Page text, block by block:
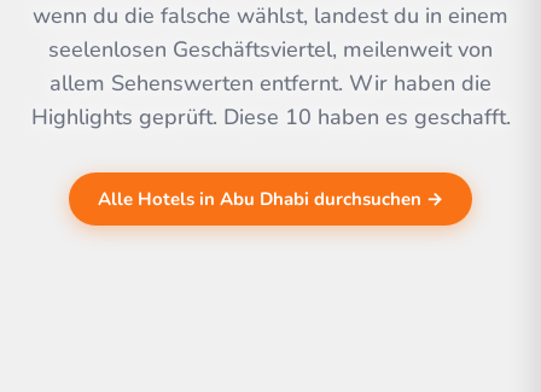
wenn du die falsche wählst, landest du in einem
seelenlosen Geschäftsviertel, meilenweit von
allem Sehenswerten entfernt. Wir haben die
Highlights geprüft. Diese 10 haben es geschafft.
Alle Hotels in Abu Dhabi durchsuchen →